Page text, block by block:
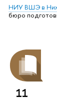
НИУ ВШЭ в
бюро
11